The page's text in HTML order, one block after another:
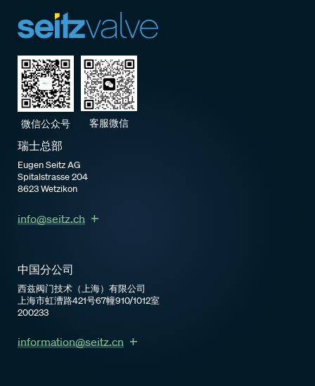
微信公众号 客服微信
瑞士总部
Eugen Seitz AG
Spitalstrasse 204
8623 Wetzikon
info@seitz.ch
中国分公司
西兹阀门技术（上海）有限公司
上海市虹漕路421号67幢910/1012室
200233
information@seitz.cn